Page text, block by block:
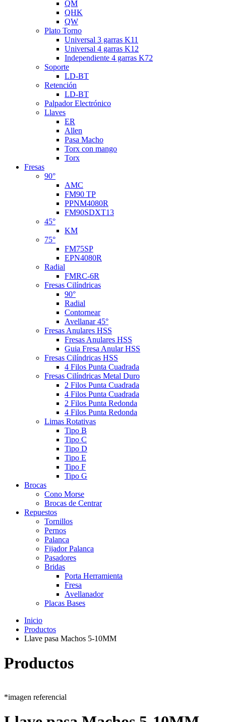
QM
QHK
QW
Plato Torno
Universal 3 garras K11
Universal 4 garras K12
Independiente 4 garras K72
Soporte
LD-BT
Retención
LD-BT
Palpador Electrónico
Llaves
ER
Allen
Pasa Macho
Torx con mango
Torx
Fresas
90°
AMC
FM90 TP
PPNM4080R
FM90SDXT13
45°
KM
75°
FM75SP
EPN4080R
Radial
FMRC-6R
Fresas Cilíndricas
90°
Radial
Contornear
Avellanar 45°
Fresas Anulares HSS
Fresas Anulares HSS
Guia Fresa Anular HSS
Fresas Cilíndricas HSS
4 Filos Punta Cuadrada
Fresas Cilíndricas Metal Duro
2 Filos Punta Cuadrada
4 Filos Punta Cuadrada
2 Filos Punta Redonda
4 Filos Punta Redonda
Limas Rotativas
Tipo B
Tipo C
Tipo D
Tipo E
Tipo F
Tipo G
Brocas
Cono Morse
Brocas de Centrar
Repuestos
Tornillos
Pernos
Palanca
Fijador Palanca
Pasadores
Bridas
Porta Herramienta
Fresa
Avellanador
Placas Bases
Inicio
Productos
Llave pasa Machos 5-10MM
Productos
*imagen referencial